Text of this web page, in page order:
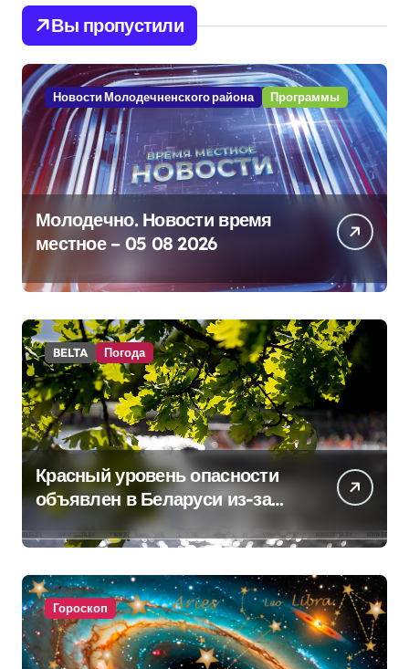
Вы пропустили
Новости Молодечненского района Программы
Молодечно. Новости время
местное – 05 08 2026
BELTA Погода
Красный уровень опасности
объявлен в Беларуси из-за
жары
Гороскоп